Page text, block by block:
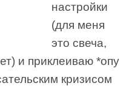
настройки
(для меня
это свеча,
и приклеиваю *опу
кризисом